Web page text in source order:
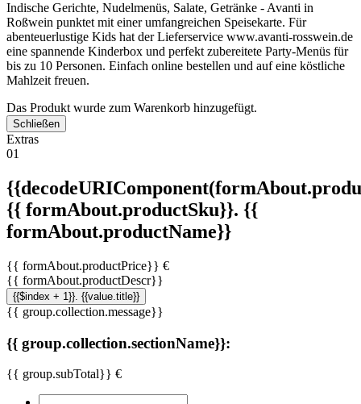
Indische Gerichte, Nudelmenüs, Salate, Getränke - Avanti in
Roßwein punktet mit einer umfangreichen Speisekarte. Für
abenteuerlustige Kids hat der Lieferservice www.avanti-rosswein.de
eine spannende Kinderbox und perfekt zubereitete Party-Menüs für
bis zu 10 Personen. Einfach online bestellen und auf eine köstliche
Mahlzeit freuen.
Das Produkt wurde zum Warenkorb hinzugefügt.
Schließen
Extras
01
{{ formAbout.productSku}}. {{
formAbout.productName}}
{{ formAbout.productPrice}} €
{{ formAbout.productDescr}}
{{$index + 1}}. {{value.title}}
{{ group.collection.message}}
{{ group.collection.sectionName}}:
{{ group.subTotal}} €